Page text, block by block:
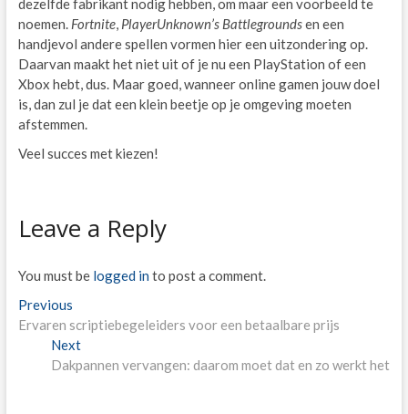
dezelfde fabrikant nodig hebben, om maar een voorbeeld te
noemen. Fortnite,PlayerUnknown’s Battlegroundsen een
handjevol andere spellen vormen hier een uitzondering op.
Daarvan maakt het niet uit of je nu een PlayStation of een
Xbox hebt, dus. Maar goed, wanneer online gamen jouw doel
is, dan zul je dat een klein beetje op je omgeving moeten
afstemmen.
Veel succes met kiezen!
Leave a Reply
You must be logged in to post a comment.
Post
navigation
PreviousPrevious
post:
Ervaren scriptiebegeleiders voor een betaalbare prijs
NextNext
post:
Dakpannen vervangen: daarom moet dat en zo werkt het